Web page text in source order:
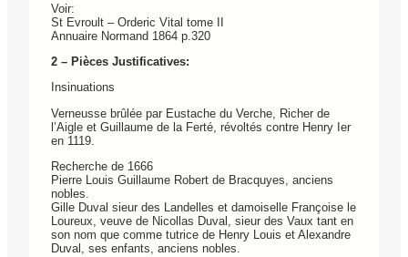
Voir:
St Evroult – Orderic Vital tome II
Annuaire Normand 1864 p.320
2 – Pièces Justificatives:
Insinuations
Verneusse brûlée par Eustache du Verche, Richer de
l’Aigle et Guillaume de la Ferté, révoltés contre Henry Ier
en 1119.
Recherche de 1666
Pierre Louis Guillaume Robert de Bracquyes, anciens
nobles.
Gille Duval sieur des Landelles et damoiselle Françoise le
Loureux, veuve de Nicollas Duval, sieur des Vaux tant en
son nom que comme tutrice de Henry Louis et Alexandre
Duval, ses enfants, anciens nobles.